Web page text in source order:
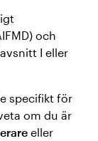
och
I eller
specifikt för
om du är
eller